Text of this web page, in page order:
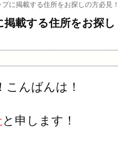
に掲載する住所をお探しの方必見！
掲載する住所をお探し
んばんは！
と申します！